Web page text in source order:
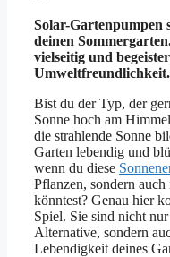
Solar-Gartenpumpen
deinen
vielseitig und
Umweltfreundlichkeit.
Bist du der Typ, der
Sonne hoch am
die strahlende Sonne
Garten lebendig und
wenn du diese
Pflanzen, sondern
könntest? Genau hier
Spiel. Sie sind nicht
Alternative, sondern
Lebendigkeit deines